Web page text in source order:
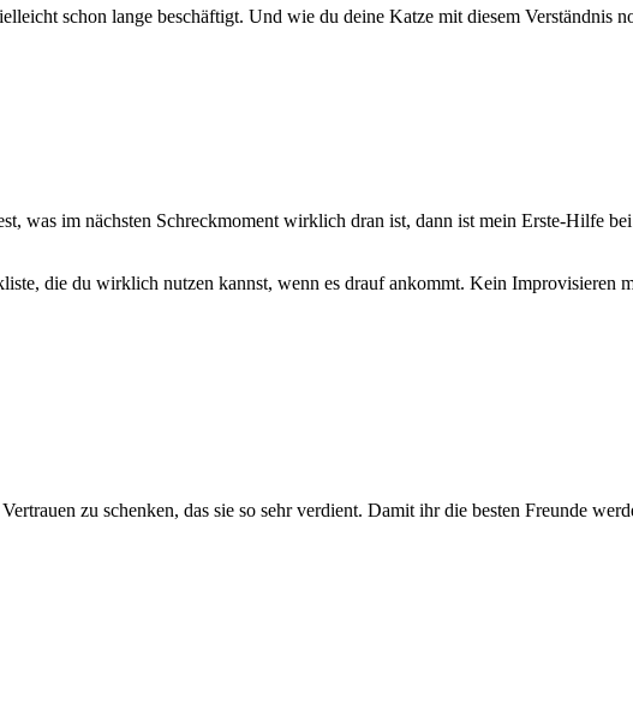
schon lange beschäftigt. Und wie du deine Katze mit diesem Verständnis
was im nächsten Schreckmoment wirklich dran ist, dann ist mein Erste-Hilfe
die du wirklich nutzen kannst, wenn es drauf ankommt. Kein Improvisieren
zu schenken, das sie so sehr verdient. Damit ihr die besten Freunde